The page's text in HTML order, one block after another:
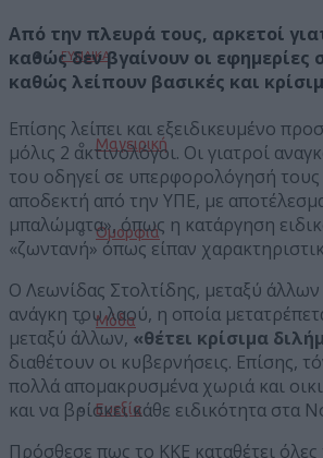
ΓΥΝΑΙΚΑ
Μαγειρική
Ομορφιά
Μόδα
Ευεξία
Από την πλευρά τους, αρκετοί
καθώς δεν βγαίνουν οι
καθώς λείπουν βασικές και
Επίσης λείπει και εξειδικευμένο
μόλις 2 ακτινολόγοι. Οι γιατροί
του οδηγεί σε υπερφορολόγησή
αποδεκτή από την ΥΠΕ, με
μπαλώματα», όπως η κατάργηση
«ζωντανή» όπως είπαν
Ο Λεωνίδας Στολτίδης, μεταξύ
ανάγκη του λαού, η οποία
μεταξύ άλλων, «θέτει κρίσιμα
διαθέτουν οι κυβερνήσεις. Επίσης,
πολλά απομακρυσμένα χωριά και
και να βρίσκει κάθε ειδικότητα στα
Πρόσθεσε πως το ΚΚΕ καταθέτει όλες